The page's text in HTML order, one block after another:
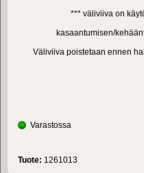
*** väliviiva on
kasaantumisen/
Väliviiva poistetaan ennen
Varastossa
Tuote: 1261013